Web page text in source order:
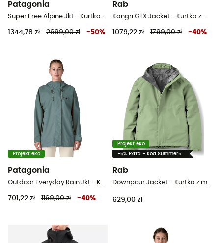
Patagonia
Super Free Alpine Jkt - Kurtka przeciwdeszczowa damska
1344,78 zł 2699,00 zł -50%
Rab
Kangri GTX Jacket - Kurtka z membraną damska
1079,22 zł 1799,00 zł -40%
Projekt eko
Patagonia
Outdoor Everyday Rain Jkt - Kurtka przeciwdeszczowa damska
701,22 zł 1169,00 zł -40%
Projekt eko
-5% Extra - Kod Summer5
Rab
Downpour Jacket - Kurtka z membraną damska
629,00 zł